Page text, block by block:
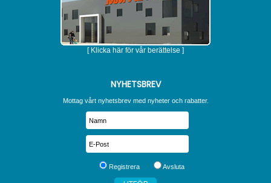
[ Klicka här för vår berättelse ]
NYHETSBREV
Mottag vårt nyhetsbrev med nyheter och rabatter.
Registrera Avsluta